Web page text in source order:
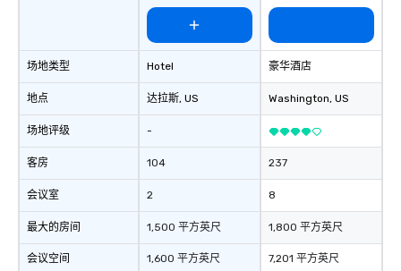
场地类型
地点
场地评级
客房
会议室
最大的房间
会议空间
Hotel
达拉斯, US
-
104
2
1,500 平方英尺
1,600 平方英尺
豪华酒店
Washington, US
237
8
1,800 平方英尺
7,201 平方英尺